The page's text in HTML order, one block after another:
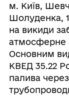
м. Київ,
Шолуденка,
на викиди
атмосферне
Основним
КВЕД 35.22
палива